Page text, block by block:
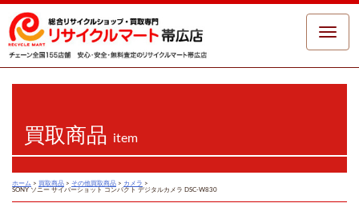
Toggle
買取商品 item
ホーム > 買取商品 > その他買取商品 > カメラ >
SONY ソニー サイバーショット コンパクト デジタルカメラ DSC-W830